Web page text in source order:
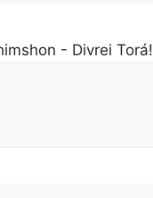
- Divrei Torá!